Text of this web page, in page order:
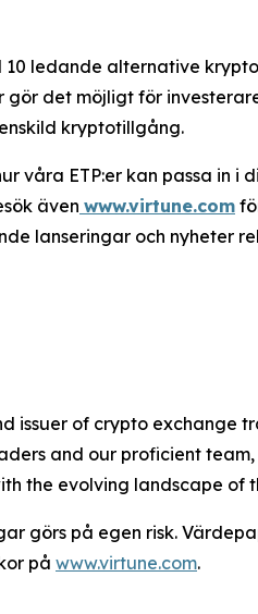
10 ledande alternative
det möjligt för
kryptotillgång.
våra ETP:er kan passa in i
även www.virtune.com
lanseringar och nyheter
issuer of crypto exchange
and our proficient team,
the evolving landscape of
görs på egen risk.
på www.virtune.com.